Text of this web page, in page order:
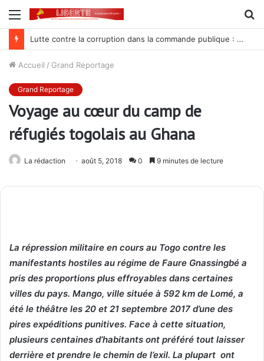
Menu
Lutte contre la corruption dans la commande publique : Qu’est-ce qui explique le silence du parquet général sur les dossiers de l’ARCOP?
Accueil / Grand Reportage
Grand Reportage
Voyage au cœur du camp de
réfugiés togolais au Ghana
La rédaction août 5, 2018 0 9 minutes de lecture
La répression militaire en cours au Togo contre les
manifestants hostiles au régime de Faure Gnassingbé a
pris des proportions plus effroyables dans certaines
villes du pays. Mango, ville située à 592 km de Lomé, a
été le théâtre les 20 et 21 septembre 2017 d’une des
pires expéditions punitives. Face à cette situation,
plusieurs centaines d’habitants ont préféré tout laisser
derrière et prendre le chemin de l’exil. La plupart ont